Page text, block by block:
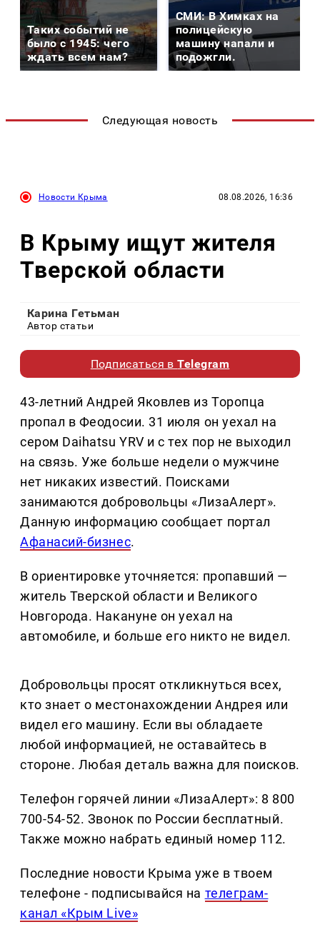
Таких событий не
было с 1945: чего
ждать всем нам?
СМИ: В Химках на
полицейскую
машину напали и
подожгли.
Следующая новость
Новости Крыма 08.08.2026, 16:36
В Крыму ищут жителя
Тверской области
Карина Гетьман
Автор статьи
Подписаться вTelegram
43-летний Андрей Яковлев из Торопца
пропал в Феодосии. 31 июля он уехал на
сером Daihatsu YRV и с тех пор не выходил
на связь. Уже больше недели о мужчине
нет никаких известий. Поисками
занимаются добровольцы «ЛизаАлерт».
Данную информацию сообщает портал
Афанасий-бизнес.
В ориентировке уточняется: пропавший —
житель Тверской области и Великого
Новгорода. Накануне он уехал на
автомобиле, и больше его никто не видел.
Добровольцы просят откликнуться всех,
кто знает о местонахождении Андрея или
видел его машину. Если вы обладаете
любой информацией, не оставайтесь в
стороне. Любая деталь важна для поисков.
Телефон горячей линии «ЛизаАлерт»: 8 800
700-54-52. Звонок по России бесплатный.
Также можно набрать единый номер 112.
Последние новости Крыма уже в твоем
телефоне - подписывайся на телеграм-
канал «Крым Live»